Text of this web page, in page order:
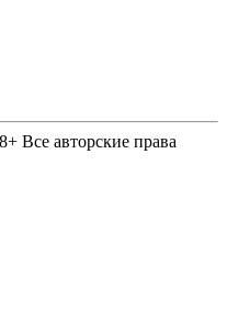
Все авторские права